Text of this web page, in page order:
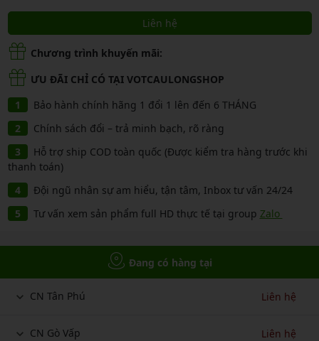
Liên hệ
Chương trình khuyến mãi:
ƯU ĐÃI CHỈ CÓ TẠI VOTCAULONGSHOP
Bảo hành chính hãng 1 đổi 1 lên đến 6 THÁNG
Chính sách đổi – trả minh bạch, rõ ràng
Hỗ trợ ship COD toàn quốc (Được kiểm tra hàng trước khi
thanh toán)
Đội ngũ nhân sự am hiểu, tận tâm, Inbox tư vấn 24/24
Tư vấn xem sản phẩm full HD thực tế tại group Zalo
Đang có hàng tại
CN Tân Phú Liên hệ
CN Gò Vấp Liên hệ